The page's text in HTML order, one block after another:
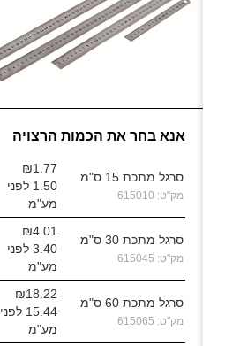
אנא בחר את הכמות הרצויה
סרגל מתכת 15 ס"מ
מק"ט: 615010
₪1.77
1.50 לפני
מע"מ
סרגל מתכת 30 ס"מ
מק"ט: 615045
₪4.01
3.40 לפני
מע"מ
סרגל מתכת 60 ס"מ
מק"ט: 615065
₪18.22
15.44 לפני
מע"מ